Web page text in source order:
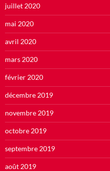
juillet 2020
mai 2020
avril 2020
mars 2020
février 2020
décembre 2019
novembre 2019
octobre 2019
septembre 2019
août 2019